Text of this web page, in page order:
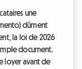
une
dûment
la loi de 2026
document.
loyer avant de